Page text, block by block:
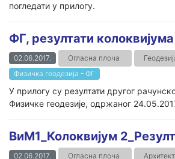
погледати у прилогу.
ФГ, резултати колоквијума
02.06.2017. Огласна плоча
Физичка геодезија - ФГ
У прилогу су резултати другог
Физичке геодезије, одржаног
ВиМ1_Колоквијум
02.06.2017. Огласна плоча